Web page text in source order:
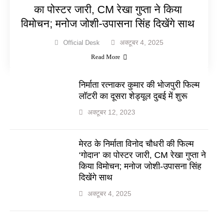
का पोस्टर जारी, CM रेखा गुप्ता ने किया
विमोचन; मनोज जोशी-उपासना सिंह दिखेंगे साथ
Official Desk अक्टूबर 4, 2025
Read More
निर्माता रत्नाकर कुमार की भोजपुरी फिल्म
लॉटरी का दूसरा शेड्यूल दुबई में शुरू
अक्टूबर 12, 2023
मेरठ के निर्माता विनोद चौधरी की फिल्म
‘गोदान’ का पोस्टर जारी, CM रेखा गुप्ता ने
किया विमोचन; मनोज जोशी-उपासना सिंह
दिखेंगे साथ
अक्टूबर 4, 2025